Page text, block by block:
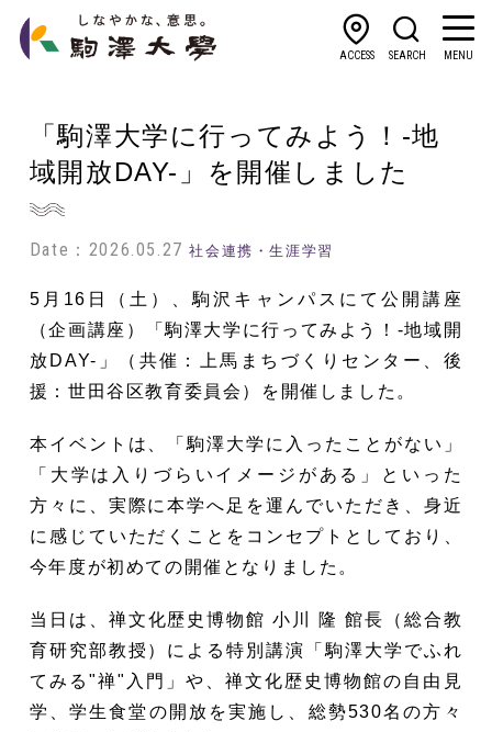
ACCESS SEARCH MENU
「駒澤大学に行ってみよう！-地
域開放DAY-」を開催しました
Date：2026.05.27 社会連携・生涯学習
5月16日（土）、駒沢キャンパスにて公開講座
（企画講座）「駒澤大学に行ってみよう！-地域開
放DAY-」（共催：上馬まちづくりセンター、後
援：世田谷区教育委員会）を開催しました。
本イベントは、「駒澤大学に入ったことがない」
「大学は入りづらいイメージがある」といった
方々に、実際に本学へ足を運んでいただき、身近
に感じていただくことをコンセプトとしており、
今年度が初めての開催となりました。
当日は、禅文化歴史博物館 小川 隆 館長（総合教
育研究部教授）による特別講演「駒澤大学でふれ
てみる"禅"入門」や、禅文化歴史博物館の自由見
学、学生食堂の開放を実施し、総勢530名の方々